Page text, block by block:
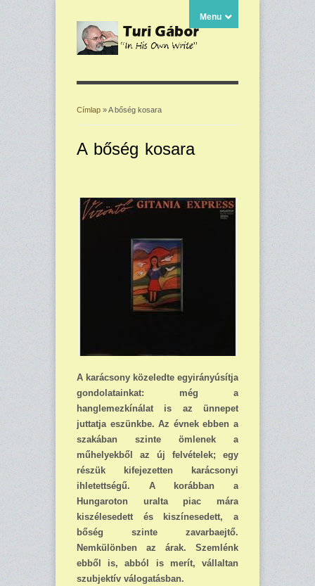
Menu
Címlap » A bőség kosara
A bőség kosara
A karácsony közeledte egyirányúsítja
gondolatainkat: még a
hanglemezkínálat is az ünnepet
juttatja eszünkbe. Az évnek ebben a
szakában szinte ömlenek a
műhelyekből az új felvételek; egy
részük kifejezetten karácsonyi
ihletettségű. A korábban a
Hungaroton uralta piac mára
kiszélesedett és kiszínesedett, a
bőség szinte zavarbaejtő.
Nemkülönben az árak. Szemlénk
ebből is, abból is merít, vállaltan
szubjektív válogatásban.